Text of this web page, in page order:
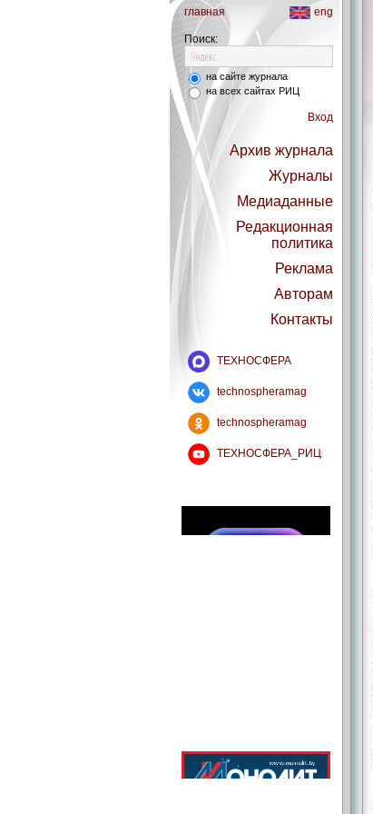
главная eng
Поиск:
на сайте журнала
на всех сайтах РИЦ
Вход
Архив журнала
Журналы
Медиаданные
Редакционная
политика
Реклама
Авторам
Контакты
ТЕХНОСФЕРА
technospheramag
technospheramag
ТЕХНОСФЕРА_РИЦ